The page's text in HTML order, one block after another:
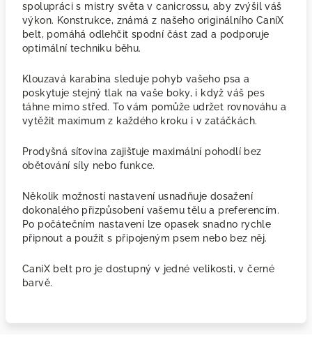
spolupráci s mistry světa v canicrossu, aby zvýšil váš
výkon. Konstrukce, známá z našeho originálního CaniX
belt, pomáhá odlehčit spodní část zad a podporuje
optimální techniku běhu.
Klouzavá karabina sleduje pohyb vašeho psa a
poskytuje stejný tlak na vaše boky, i když váš pes
táhne mimo střed. To vám pomůže udržet rovnováhu a
vytěžit maximum z každého kroku i v zatáčkách.
Prodyšná síťovina zajišťuje maximální pohodlí bez
obětování síly nebo funkce.
Několik možností nastavení usnadňuje dosažení
dokonalého přizpůsobení vašemu tělu a preferencím.
Po počátečním nastavení lze opasek snadno rychle
připnout a použít s připojeným psem nebo bez něj.
CaniX belt pro je dostupný v jedné velikosti, v černé
barvě.